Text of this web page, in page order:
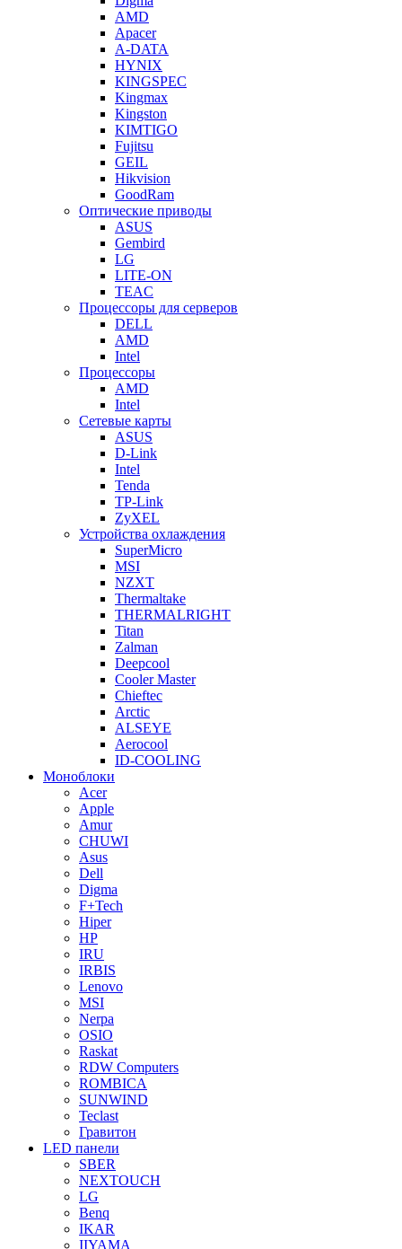
AMD
Apacer
A-DATA
HYNIX
KINGSPEC
Kingmax
Kingston
KIMTIGO
Fujitsu
GEIL
Hikvision
GoodRam
Оптические приводы
ASUS
Gembird
LG
LITE-ON
TEAC
Процессоры для серверов
DELL
AMD
Intel
Процессоры
AMD
Intel
Сетевые карты
ASUS
D-Link
Intel
Tenda
TP-Link
ZyXEL
Устройства охлаждения
SuperMicro
MSI
NZXT
Thermaltake
THERMALRIGHT
Titan
Zalman
Deepcool
Cooler Master
Chieftec
Arctic
ALSEYE
Aerocool
ID-COOLING
Моноблоки
Acer
Apple
Amur
CHUWI
Asus
Dell
Digma
F+Tech
Hiper
HP
IRU
IRBIS
Lenovo
MSI
Nerpa
OSIO
Raskat
RDW Computers
ROMBICA
SUNWIND
Teclast
Гравитон
LED панели
SBER
NEXTOUCH
LG
Benq
IKAR
IIYAMA